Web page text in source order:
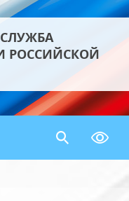
РОССИЙСКОЙ